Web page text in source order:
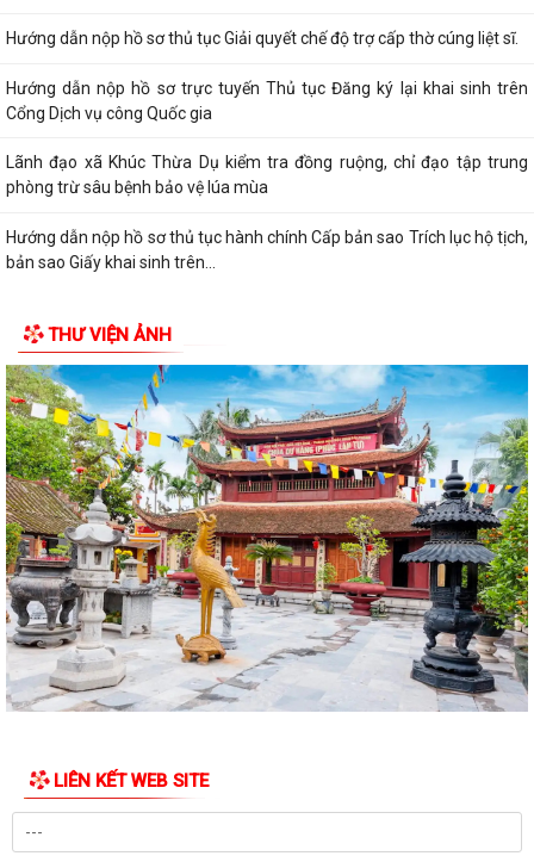
Hướng dẫn nộp hồ sơ thủ tục Giải quyết chế độ trợ cấp thờ cúng liệt sĩ.
Hướng dẫn nộp hồ sơ trực tuyến Thủ tục Đăng ký lại khai sinh trên
Cổng Dịch vụ công Quốc gia
Lãnh đạo xã Khúc Thừa Dụ kiểm tra đồng ruộng, chỉ đạo tập trung
phòng trừ sâu bệnh bảo vệ lúa mùa
Hướng dẫn nộp hồ sơ thủ tục hành chính Cấp bản sao Trích lục hộ tịch,
bản sao Giấy khai sinh trên...
THƯ VIỆN ẢNH
LIÊN KẾT WEB SITE